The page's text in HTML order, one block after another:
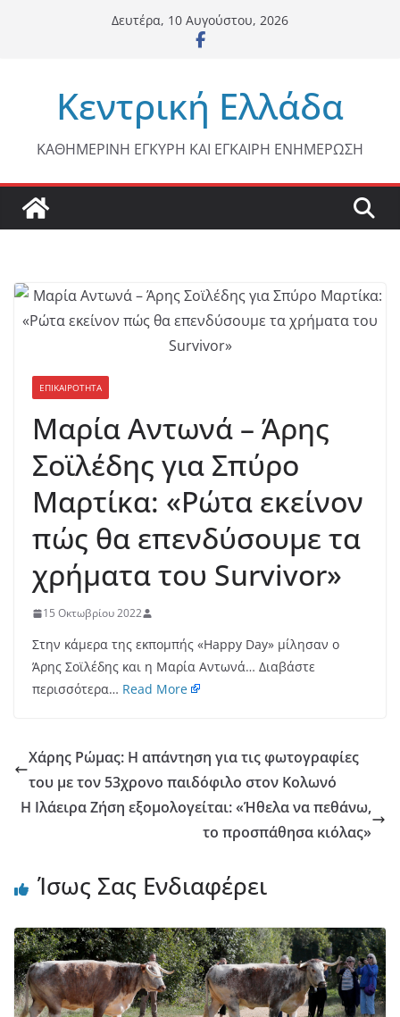
Δευτέρα, 10 Αυγούστου, 2026
Κεντρική Ελλάδα
ΚΑΘΗΜΕΡΙΝΗ ΕΓΚΥΡΗ ΚΑΙ ΕΓΚΑΙΡΗ ΕΝΗΜΕΡΩΣΗ
ΕΠΙΚΑΙΡΟΤΗΤΑ
Μαρία Αντωνά – Άρης
Σοϊλέδης για Σπύρο
Μαρτίκα: «Ρώτα εκείνον
πώς θα επενδύσουμε τα
χρήματα του Survivor»
15 Οκτωβρίου 2022
Στην κάμερα της εκπομπής «Happy Day» μίλησαν ο
Άρης Σοϊλέδης και η Μαρία Αντωνά… Διαβάστε
περισσότερα… Read More
Χάρης Ρώμας: Η απάντηση για τις φωτογραφίες
του με τον 53χρονο παιδόφιλο στον Κολωνό
Η Ιλάειρα Ζήση εξομολογείται: «Ήθελα να πεθάνω,
το προσπάθησα κιόλας»
Ίσως Σας Ενδιαφέρει